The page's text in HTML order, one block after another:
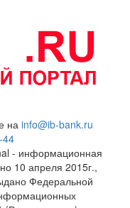
на info@ib-bank.ru
44
- информационная
10 апреля 2015г.,
Федеральной